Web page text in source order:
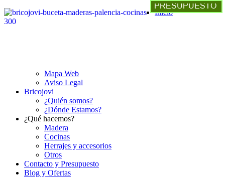
Inicio
Mapa Web
Aviso Legal
Bricojovi
¿Quién somos?
¿Dónde Estamos?
¿Qué hacemos?
Madera
Cocinas
Herrajes y accesorios
Otros
Contacto y Presupuesto
Blog y Ofertas